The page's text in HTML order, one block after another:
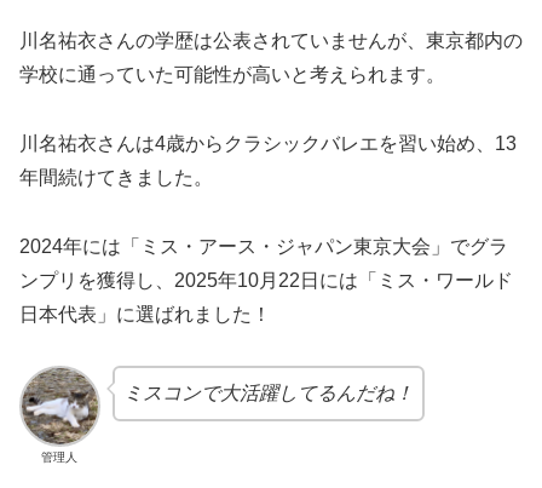
川名祐衣さんの学歴は公表されていませんが、東京都内の
学校に通っていた可能性が高いと考えられます。
川名祐衣さんは4歳からクラシックバレエを習い始め、13
年間続けてきました。
2024年には「ミス・アース・ジャパン東京大会」でグラ
ンプリを獲得し、2025年10月22日には「ミス・ワールド
日本代表」に選ばれました！
管理人
ミスコンで大活躍してるんだね！